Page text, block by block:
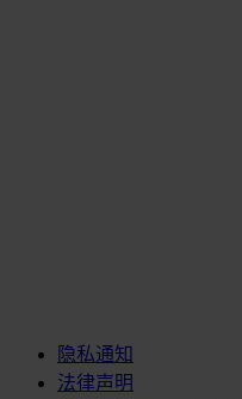
隐私通知
法律声明